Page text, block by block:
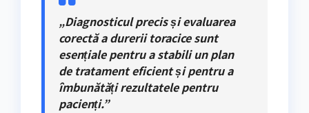
„Diagnosticul precis și evaluarea
corectă a durerii toracice sunt
esențiale pentru a stabili un plan
de tratament eficient și pentru a
îmbunătăți rezultatele pentru
pacienți.”